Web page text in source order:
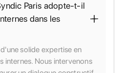
Paris adopte-t-il
dans les
solide expertise en
internes. Nous intervenons